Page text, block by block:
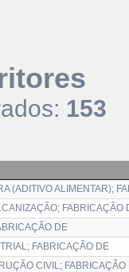
153
(ADITIVO ALIMENTAR);
FABRICAÇÃO
DE
FABRICAÇÃO DE
CIVIL; FABRICAÇÃO